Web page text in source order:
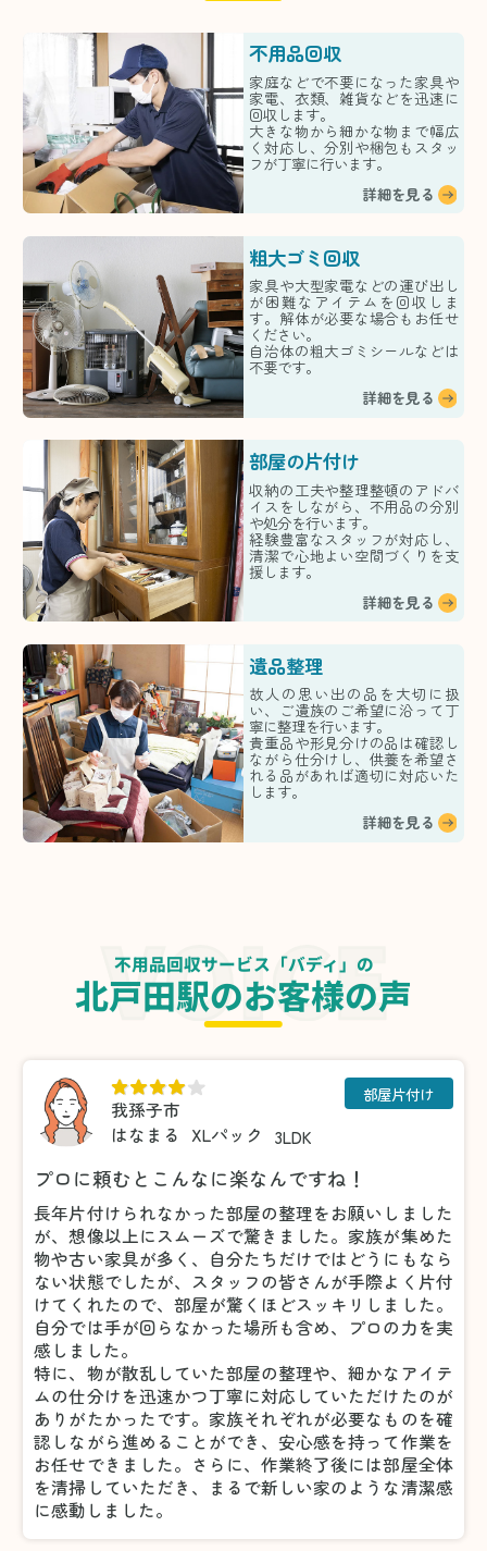
不用品回収
家庭などで不要になった家具や
家電、衣類、雑貨などを迅速に
回収します。
大きな物から細かな物まで幅広
く対応し、分別や梱包もスタッ
フが丁寧に行います。
詳細を見る
粗大ゴミ回収
家具や大型家電などの運び出し
が困難なアイテムを回収しま
す。解体が必要な場合もお任せ
ください。
自治体の粗大ゴミシールなどは
不要です。
詳細を見る
部屋の片付け
収納の工夫や整理整頓のアドバ
イスをしながら、不用品の分別
や処分を行います。
経験豊富なスタッフが対応し、
清潔で心地よい空間づくりを支
援します。
詳細を見る
遺品整理
故人の思い出の品を大切に扱
い、ご遺族のご希望に沿って丁
寧に整理を行います。
貴重品や形見分けの品は確認し
ながら仕分けし、供養を希望さ
れる品があれば適切に対応いた
します。
詳細を見る
不用品回収サービス「バディ」の
北戸田駅のお客様の声
我孫子市
はなまる
XLパック 3LDK
部屋片付け
プロに頼むとこんなに楽なんですね！
長年片付けられなかった部屋の整理をお願いしました
が、想像以上にスムーズで驚きました。家族が集めた
物や古い家具が多く、自分たちだけではどうにもなら
ない状態でしたが、スタッフの皆さんが手際よく片付
けてくれたので、部屋が驚くほどスッキリしました。
自分では手が回らなかった場所も含め、プロの力を実
感しました。
特に、物が散乱していた部屋の整理や、細かなアイテ
ムの仕分けを迅速かつ丁寧に対応していただけたのが
ありがたかったです。家族それぞれが必要なものを確
認しながら進めることができ、安心感を持って作業を
お任せできました。さらに、作業終了後には部屋全体
を清掃していただき、まるで新しい家のような清潔感
に感動しました。